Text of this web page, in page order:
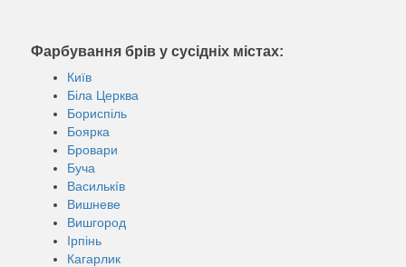
Фарбування брів у сусідніх містах:
Київ
Біла Церква
Бориспіль
Боярка
Бровари
Буча
Василькíв
Вишневе
Вишгород
Ірпінь
Кагарлик